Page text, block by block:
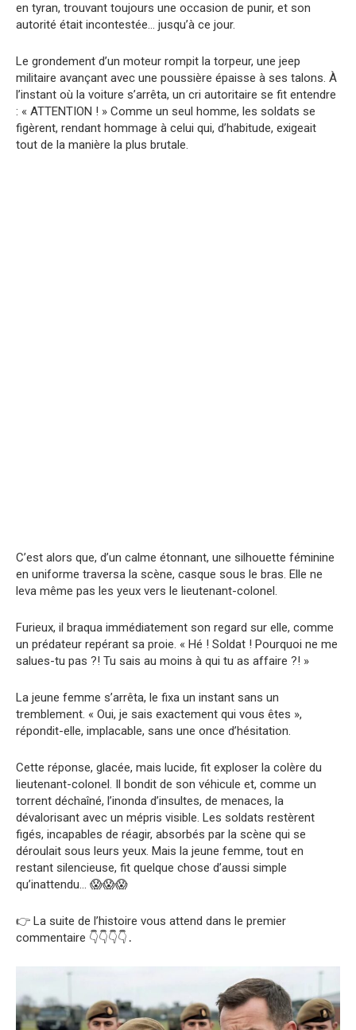
en tyran, trouvant toujours une occasion de punir, et son
autorité était incontestée… jusqu’à ce jour.
Le grondement d’un moteur rompit la torpeur, une jeep
militaire avançant avec une poussière épaisse à ses talons. À
l’instant où la voiture s’arrêta, un cri autoritaire se fit entendre
: « ATTENTION ! » Comme un seul homme, les soldats se
figèrent, rendant hommage à celui qui, d’habitude, exigeait
tout de la manière la plus brutale.
C’est alors que, d’un calme étonnant, une silhouette féminine
en uniforme traversa la scène, casque sous le bras. Elle ne
leva même pas les yeux vers le lieutenant-colonel.
Furieux, il braqua immédiatement son regard sur elle, comme
un prédateur repérant sa proie. « Hé ! Soldat ! Pourquoi ne me
salues-tu pas ?! Tu sais au moins à qui tu as affaire ?! »
La jeune femme s’arrêta, le fixa un instant sans un
tremblement. « Oui, je sais exactement qui vous êtes »,
répondit-elle, implacable, sans une once d’hésitation.
Cette réponse, glacée, mais lucide, fit exploser la colère du
lieutenant-colonel. Il bondit de son véhicule et, comme un
torrent déchaîné, l’inonda d’insultes, de menaces, la
dévalorisant avec un mépris visible. Les soldats restèrent
figés, incapables de réagir, absorbés par la scène qui se
déroulait sous leurs yeux. Mais la jeune femme, tout en
restant silencieuse, fit quelque chose d’aussi simple
qu’inattendu… 😱😱😱
👉 La suite de l’histoire vous attend dans le premier
commentaire 👇👇👇👇․